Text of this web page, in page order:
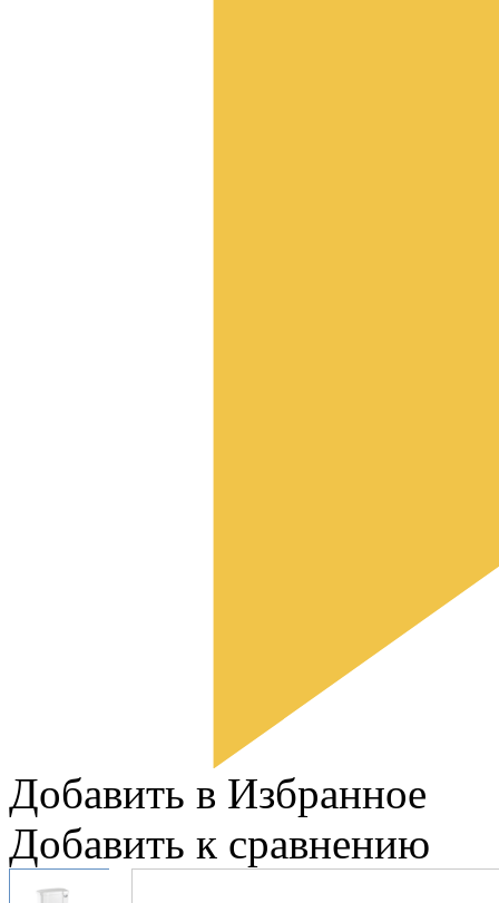
Добавить в Избранное
Добавить к сравнению